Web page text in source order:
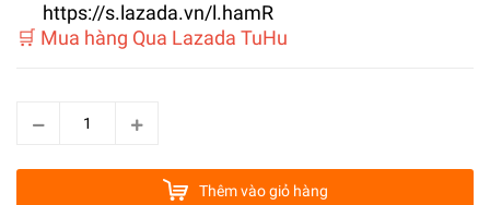
https://s.lazada.vn/l.hamR
️🛒 Mua hàng Qua Lazada TuHu
Thêm vào giỏ hàng